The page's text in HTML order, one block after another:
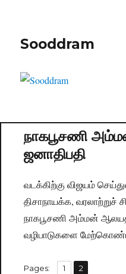
Sooddram
நாகபூசணி
ஜனாதிபதி
வடக்கிற்கு விஜயம்
திசாநாயக்க, வரலாற்றுச்
நாகபூசணி அம்மன்
வழிபாடுகளை
Pages: Page
1 ,
Page
2